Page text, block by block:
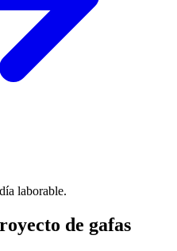
laborable.
de gafas